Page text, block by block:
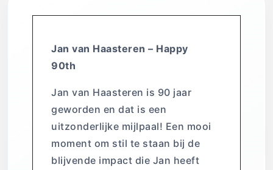
Jan van Haasteren – Happy
90th
Jan van Haasteren is 90 jaar
geworden en dat is een
uitzonderlijke mijlpaal! Een mooi
moment om stil te staan bij de
blijvende impact die Jan heeft